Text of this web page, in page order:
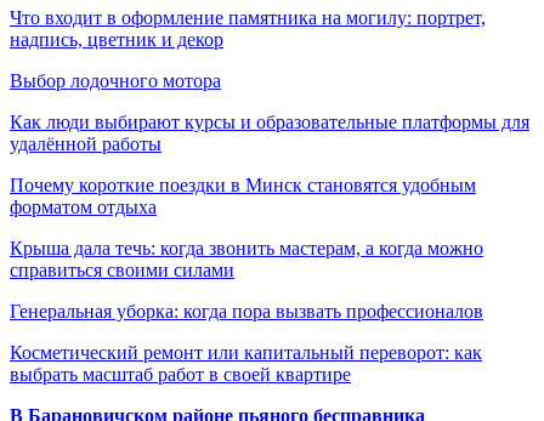
Что входит в оформление памятника на могилу: портрет,
надпись, цветник и декор
Выбор лодочного мотора
Как люди выбирают курсы и образовательные платформы для
удалённой работы
Почему короткие поездки в Минск становятся удобным
форматом отдыха
Крыша дала течь: когда звонить мастерам, а когда можно
справиться своими силами
Генеральная уборка: когда пора вызвать профессионалов
Косметический ремонт или капитальный переворот: как
выбрать масштаб работ в своей квартире
В Барановичском районе пьяного бесправника